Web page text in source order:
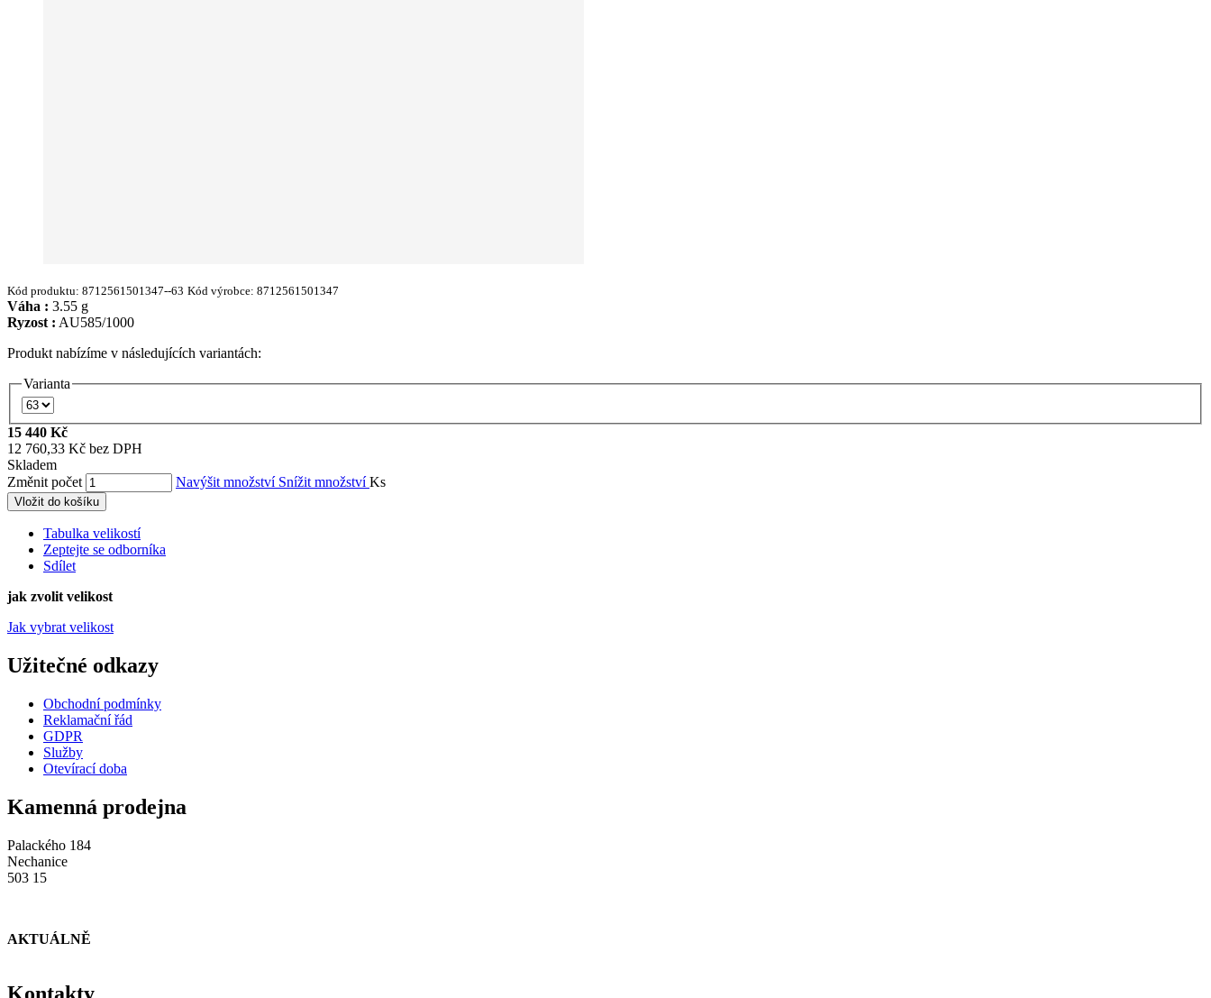
Kód produktu: 8712561501347--63 Kód výrobce: 8712561501347
Váha : 3.55 g
Ryzost : AU585/1000
Produkt nabízíme v následujících variantách:
Varianta
15 440 Kč
12 760,33 Kč bez DPH
Skladem
Změnit počet
Navýšit množství Snížit množstvíKs
Vložit do košíku
Tabulka velikostí
Zeptejte se odborníka
Sdílet
jak zvolit velikost
Jak vybrat velikost
Užitečné odkazy
Obchodní podmínky
Reklamační řád
GDPR
Služby
Otevírací doba
Kamenná prodejna
Palackého 184
Nechanice
503 15
AKTUÁLNĚ